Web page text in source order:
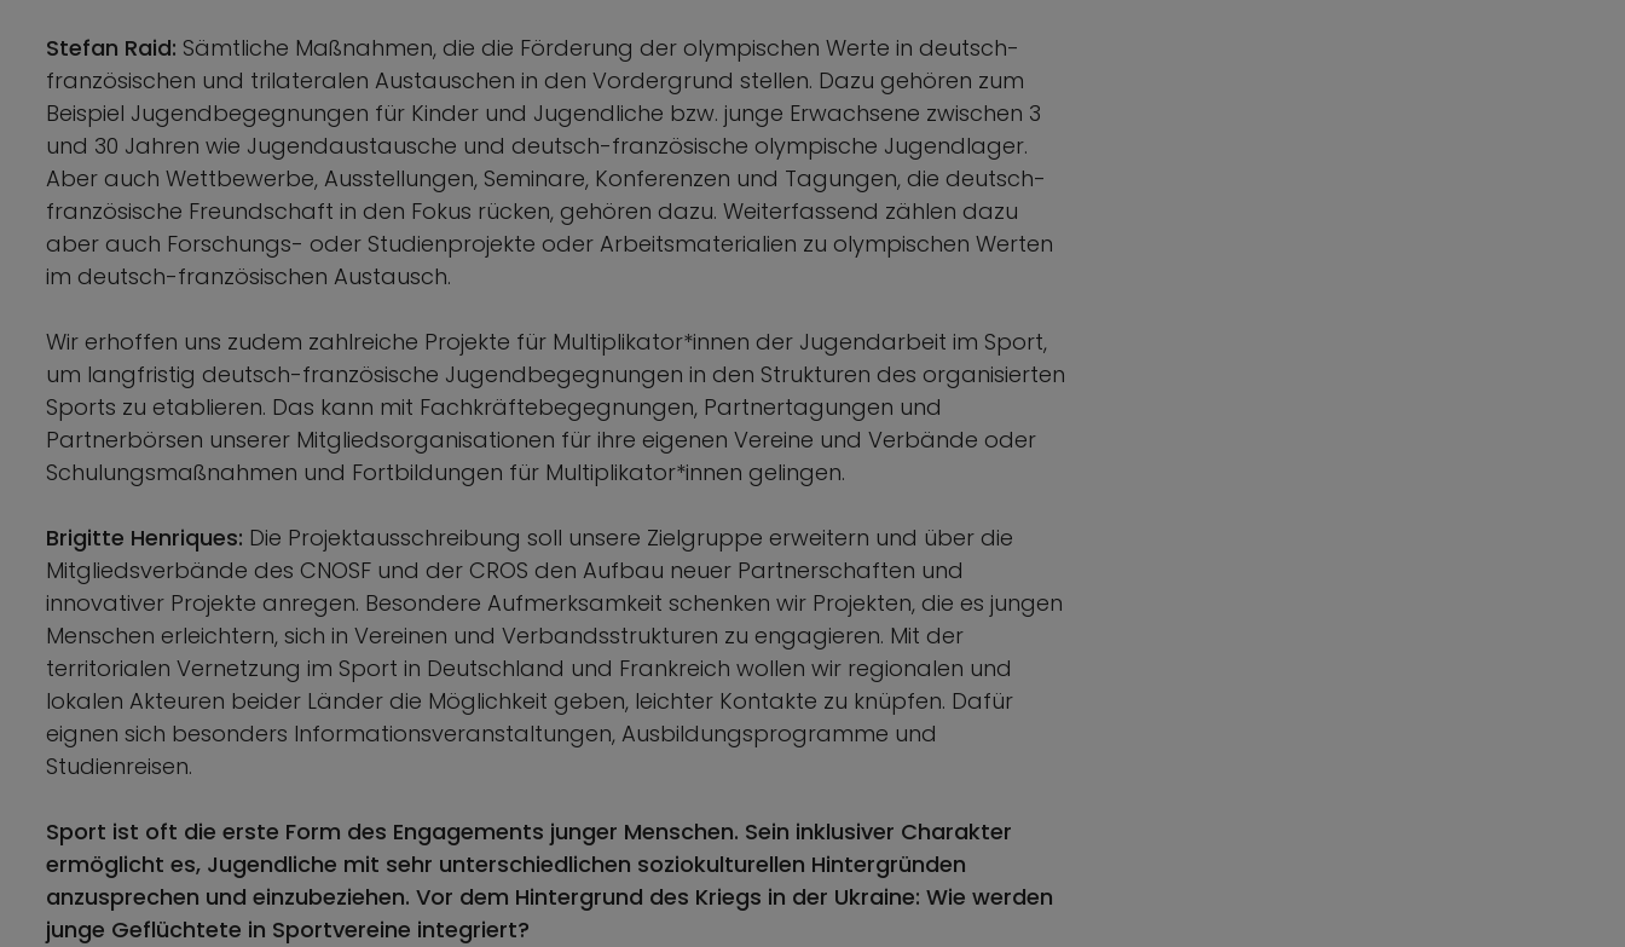
Stefan Raid: Sämtliche Maßnahmen, die die Förderung der olympischen Werte in deutsch-
französischen und trilateralen Austauschen in den Vordergrund stellen. Dazu gehören zum
Beispiel Jugendbegegnungen für Kinder und Jugendliche bzw. junge Erwachsene zwischen 3
und 30 Jahren wie Jugendaustausche und deutsch-französische olympische Jugendlager.
Aber auch Wettbewerbe, Ausstellungen, Seminare, Konferenzen und Tagungen, die deutsch-
französische Freundschaft in den Fokus rücken, gehören dazu. Weiterfassend zählen dazu
aber auch Forschungs- oder Studienprojekte oder Arbeitsmaterialien zu olympischen Werten
im deutsch-französischen Austausch.
Wir erhoffen uns zudem zahlreiche Projekte für Multiplikator*innen der Jugendarbeit im Sport,
um langfristig deutsch-französische Jugendbegegnungen in den Strukturen des organisierten
Sports zu etablieren. Das kann mit Fachkräftebegegnungen, Partnertagungen und
Partnerbörsen unserer Mitgliedsorganisationen für ihre eigenen Vereine und Verbände oder
Schulungsmaßnahmen und Fortbildungen für Multiplikator*innen gelingen.
Brigitte Henriques: Die Projektausschreibung soll unsere Zielgruppe erweitern und über die
Mitgliedsverbände des CNOSF und der CROS den Aufbau neuer Partnerschaften und
innovativer Projekte anregen. Besondere Aufmerksamkeit schenken wir Projekten, die es jungen
Menschen erleichtern, sich in Vereinen und Verbandsstrukturen zu engagieren. Mit der
territorialen Vernetzung im Sport in Deutschland und Frankreich wollen wir regionalen und
lokalen Akteuren beider Länder die Möglichkeit geben, leichter Kontakte zu knüpfen. Dafür
eignen sich besonders Informationsveranstaltungen, Ausbildungsprogramme und
Studienreisen.
Sport ist oft die erste Form des Engagements junger Menschen. Sein inklusiver Charakter
ermöglicht es, Jugendliche mit sehr unterschiedlichen soziokulturellen Hintergründen
anzusprechen und einzubeziehen. Vor dem Hintergrund des Kriegs in der Ukraine: Wie werden
junge Geflüchtete in Sportvereine integriert?